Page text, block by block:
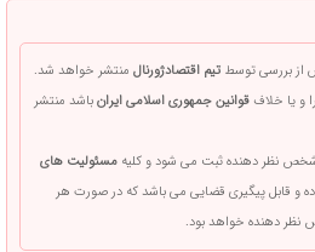
از بررسی توسطتیم اقتصادژورنالمنتشر خواهد شد.
و یا خلافقوانین جمهوری اسلامی ایرانباشد منتشر
شخص نظر دهنده ثبت می شود و کلیهمسئولیت های
قابل پیگیری قضایی می باشد که در صورت هر
دهنده خواهد بود.